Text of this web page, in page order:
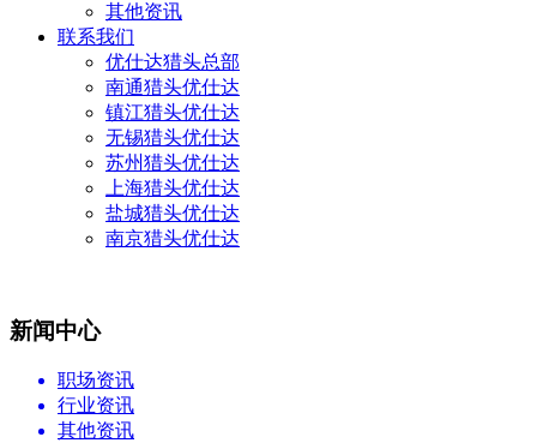
其他资讯
联系我们
优仕达猎头总部
南通猎头优仕达
镇江猎头优仕达
无锡猎头优仕达
苏州猎头优仕达
上海猎头优仕达
盐城猎头优仕达
南京猎头优仕达
新闻中心
职场资讯
行业资讯
其他资讯